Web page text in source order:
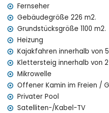
Weitere Informationen
Nächster Ort: Javea
Nächstes Ufer oder
Nächster Strand: Las
Nächster Hafen: La
Nächster Park: Montgo,
Nächster Flughafen:
Zweitnächster Flughafen:
Haustiere sind nicht erlaubt
Die Unterkunft ist sehr
Fernseher
Gebäudegröße 226 m2.
Grundstücksgröße 1100 m2.
Heizung
Kajakfahren innerhalb von
Klettersteig innerhalb von 2
Mikrowelle
Offener Kamin im Freien /
Privater Pool
Satelliten-/Kabel-TV